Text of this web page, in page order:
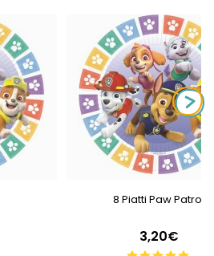
8 Piatti Paw Patrol
3,20€